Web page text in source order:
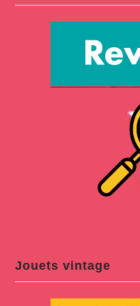
Jouets vintage